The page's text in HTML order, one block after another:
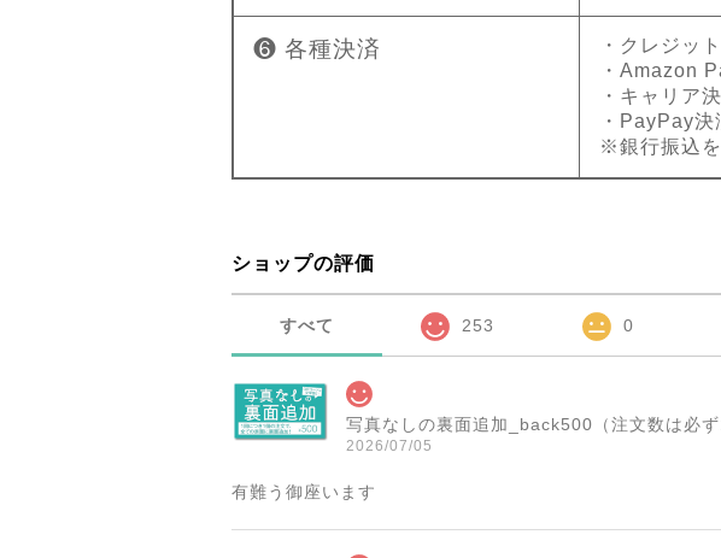
❻ 各種決済
・クレジッ
・Amazon
・キャリア
・PayPay
※銀行振込を
ショップの評価
すべて 253 0
写真なしの裏面追加_back500（注文数は必ず
2026/07/05
有難う御座います